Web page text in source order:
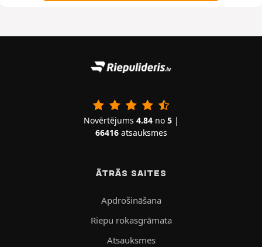
Novērtējums 4.84no 5|
66416atsauksmes
ĀTRĀS SAITES
Apdrošināšana
Riepu rokasgrāmata
Atsauksmes